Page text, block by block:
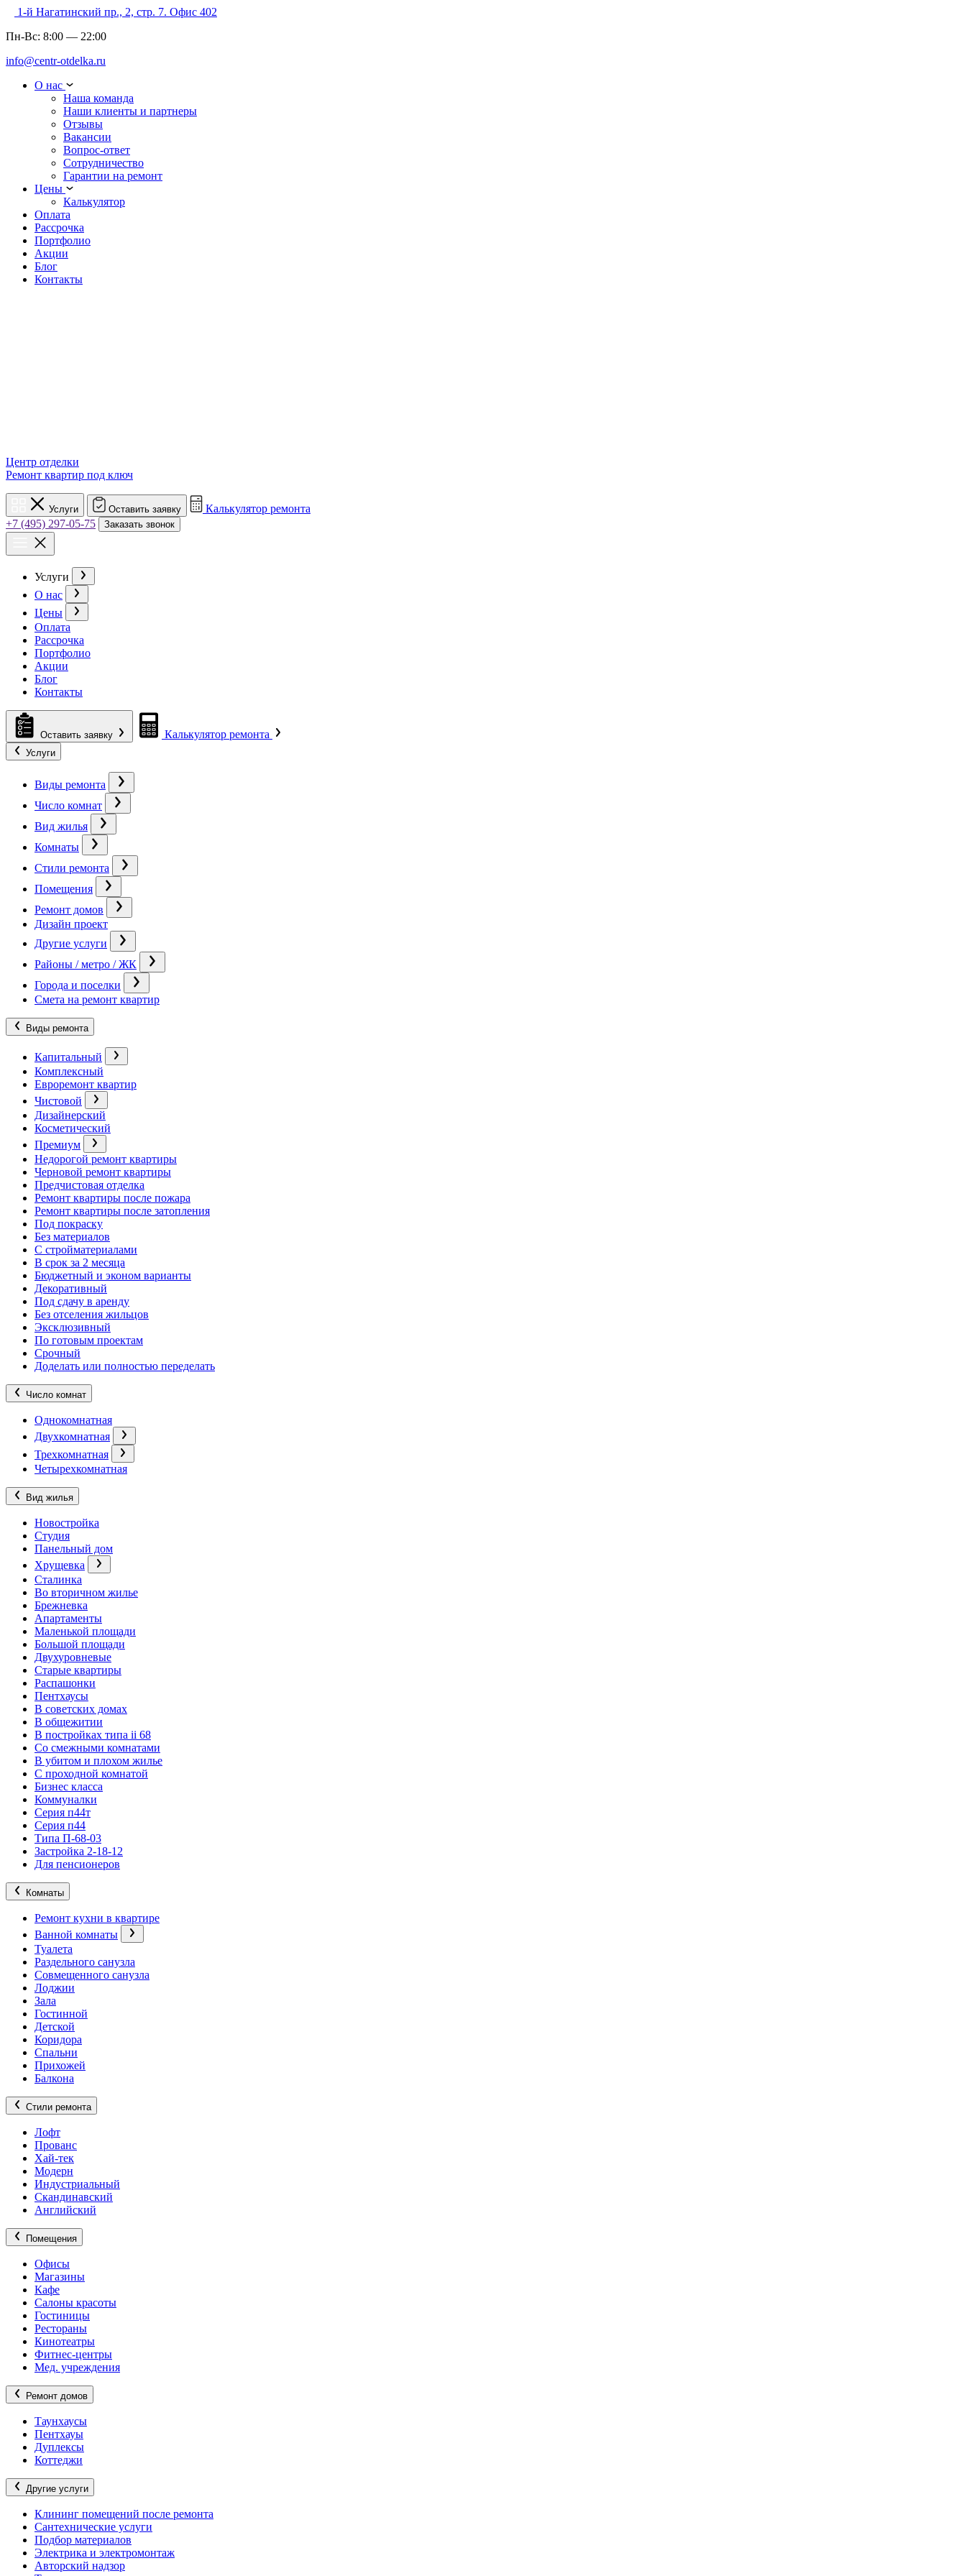
1-й Нагатинский пр., 2, стр. 7. Офис 402
Пн-Вс: 8:00 — 22:00
info@centr-otdelka.ru
О нас
Наша команда
Наши клиенты и партнеры
Отзывы
Вакансии
Вопрос-ответ
Сотрудничество
Гарантии на ремонт
Цены
Калькулятор
Оплата
Рассрочка
Портфолио
Акции
Блог
Контакты
Центр отделки
Ремонт квартир под ключ
Услуги Оставить заявку
Калькулятор ремонта
+7 (495) 297-05-75
Заказать звонок
Услуги
О нас
Цены
Оплата
Рассрочка
Портфолио
Акции
Блог
Контакты
Оставить заявку Калькулятор ремонта
Услуги
Виды ремонта
Число комнат
Вид жилья
Комнаты
Стили ремонта
Помещения
Ремонт домов
Дизайн проект
Другие услуги
Районы / метро / ЖК
Города и поселки
Смета на ремонт квартир
Виды ремонта
Капитальный
Комплексный
Евроремонт квартир
Чистовой
Дизайнерский
Косметический
Премиум
Недорогой ремонт квартиры
Черновой ремонт квартиры
Предчистовая отделка
Ремонт квартиры после пожара
Ремонт квартиры после затопления
Под покраску
Без материалов
С стройматериалами
В срок за 2 месяца
Бюджетный и эконом варианты
Декоративный
Под сдачу в аренду
Без отселения жильцов
Эксклюзивный
По готовым проектам
Срочный
Доделать или полностью переделать
Число комнат
Однокомнатная
Двухкомнатная
Трехкомнатная
Четырехкомнатная
Вид жилья
Новостройка
Студия
Панельный дом
Хрущевка
Сталинка
Во вторичном жилье
Брежневка
Апартаменты
Маленькой площади
Большой площади
Двухуровневые
Старые квартиры
Распашонки
Пентхаусы
В советских домах
В общежитии
В постройках типа ii 68
Со смежными комнатами
В убитом и плохом жилье
С проходной комнатой
Бизнес класса
Коммуналки
Серия п44т
Серия п44
Типа П-68-03
Застройка 2-18-12
Для пенсионеров
Комнаты
Ремонт кухни в квартире
Ванной комнаты
Туалета
Раздельного санузла
Совмещенного санузла
Лоджии
Зала
Гостинной
Детской
Коридора
Спальни
Прихожей
Балкона
Стили ремонта
Лофт
Прованс
Хай-тек
Модерн
Индустриальный
Скандинавский
Английский
Помещения
Офисы
Магазины
Кафе
Салоны красоты
Гостиницы
Рестораны
Кинотеатры
Фитнес-центры
Мед. учреждения
Ремонт домов
Таунхаусы
Пентхауы
Дуплексы
Коттеджи
Другие услуги
Клининг помещений после ремонта
Сантехнические услуги
Подбор материалов
Электрика и электромонтаж
Авторский надзор